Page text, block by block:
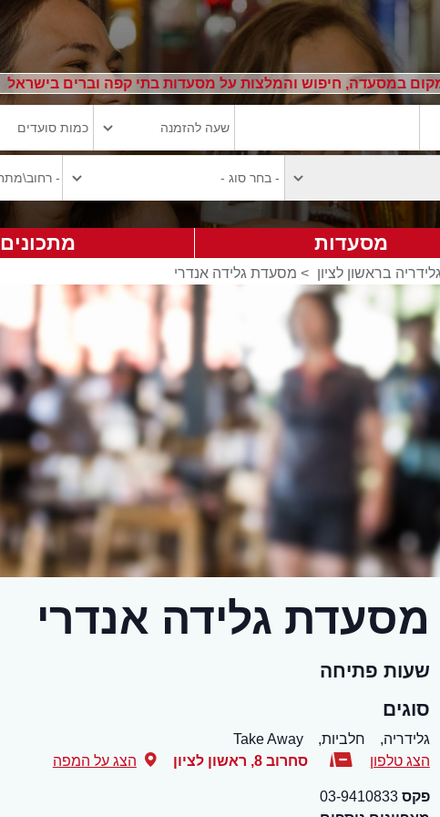
במסעדה, חיפוש והמלצות על מסעדות בתי קפה וברים בישראל
מסעדות מתכונים
בראשון לציון > מסעדת גלידה אנדרי
מסעדת גלידה אנדרי
שעות פתיחה
סוגים
גלידריה, חלביות,
Take Away
הצג טלפון
סחרוב 8 , ראשון לציון הצג על המפה
פקס 03-9410833